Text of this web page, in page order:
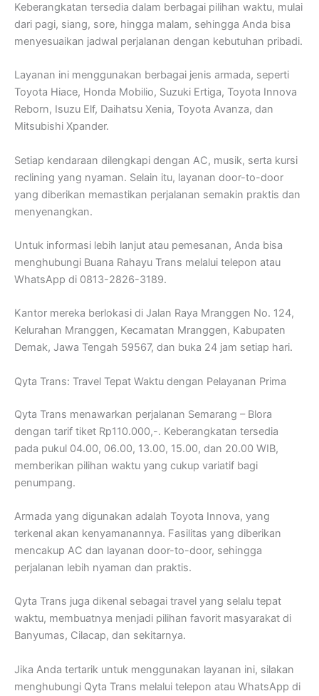
Keberangkatan tersedia dalam berbagai pilihan waktu, mulai
dari pagi, siang, sore, hingga malam, sehingga Anda bisa
menyesuaikan jadwal perjalanan dengan kebutuhan pribadi.
Layanan ini menggunakan berbagai jenis armada, seperti
Toyota Hiace, Honda Mobilio, Suzuki Ertiga, Toyota Innova
Reborn, Isuzu Elf, Daihatsu Xenia, Toyota Avanza, dan
Mitsubishi Xpander.
Setiap kendaraan dilengkapi dengan AC, musik, serta kursi
reclining yang nyaman. Selain itu, layanan door-to-door
yang diberikan memastikan perjalanan semakin praktis dan
menyenangkan.
Untuk informasi lebih lanjut atau pemesanan, Anda bisa
menghubungi Buana Rahayu Trans melalui telepon atau
WhatsApp di 0813-2826-3189.
Kantor mereka berlokasi di Jalan Raya Mranggen No. 124,
Kelurahan Mranggen, Kecamatan Mranggen, Kabupaten
Demak, Jawa Tengah 59567, dan buka 24 jam setiap hari.
Qyta Trans: Travel Tepat Waktu dengan Pelayanan Prima
Qyta Trans menawarkan perjalanan Semarang – Blora
dengan tarif tiket Rp110.000,-. Keberangkatan tersedia
pada pukul 04.00, 06.00, 13.00, 15.00, dan 20.00 WIB,
memberikan pilihan waktu yang cukup variatif bagi
penumpang.
Armada yang digunakan adalah Toyota Innova, yang
terkenal akan kenyamanannya. Fasilitas yang diberikan
mencakup AC dan layanan door-to-door, sehingga
perjalanan lebih nyaman dan praktis.
Qyta Trans juga dikenal sebagai travel yang selalu tepat
waktu, membuatnya menjadi pilihan favorit masyarakat di
Banyumas, Cilacap, dan sekitarnya.
Jika Anda tertarik untuk menggunakan layanan ini, silakan
menghubungi Qyta Trans melalui telepon atau WhatsApp di